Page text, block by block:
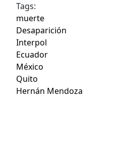
Tags:
muerte
Desaparición
Interpol
Ecuador
México
Quito
Hernán Mendoza